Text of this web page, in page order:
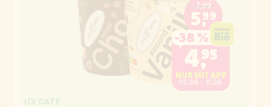
7,99
5,99
-38 %
4,95
NUR MIT APP
05.08.- 11.08.
ICE DATE